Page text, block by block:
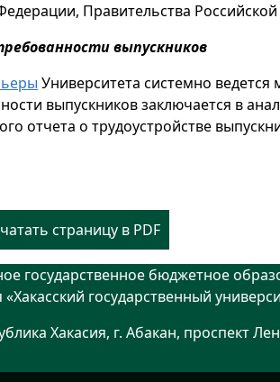
Правительства
выпускников
Университета системно
выпускников заключается в
отчета о трудоустройстве
страницу в PDF
государственное бюджетное
государственный
Хакасия, г. Абакан, проспект